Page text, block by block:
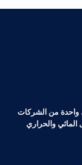
واحدة من الشركات
والحراري